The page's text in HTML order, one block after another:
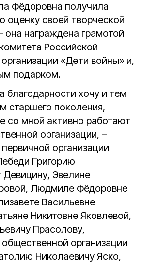
Фёдоровна получила
оценку своей творческой
она награждена грамотой
Российской
«Дети войны» и,
подарком.
благодарности хочу и тем
старшего поколения,
со мной активно работают
организации, –
организации
Григорию
Девицину, Эвелине
Людмиле Фёдоровне
Васильевне
Никитовне Яковлевой,
Прасолову,
организации
Николаевичу Яско,